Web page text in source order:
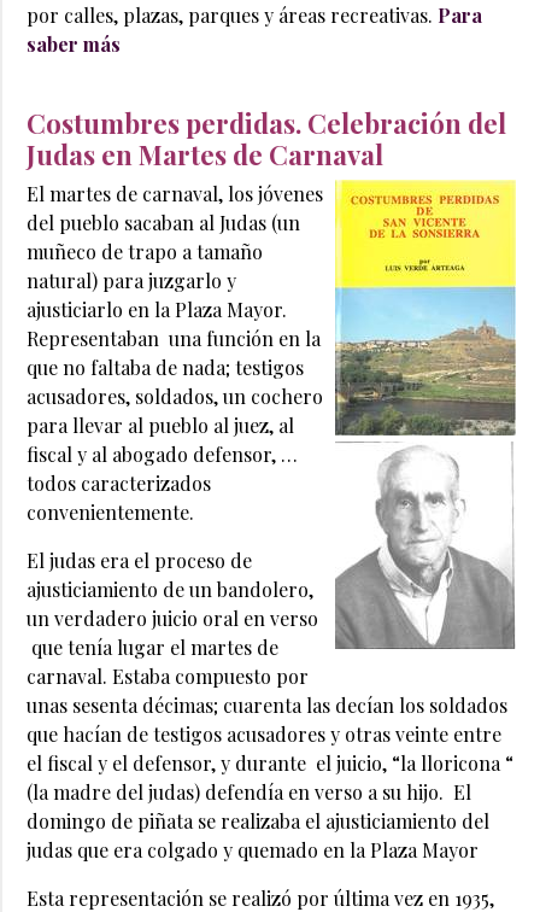
por calles, plazas, parques y áreas recreativas. Para
saber más
Costumbres perdidas. Celebración del
Judas en Martes de Carnaval
El martes de carnaval, los jóvenes
del pueblo sacaban al Judas (un
muñeco de trapo a tamaño
natural) para juzgarlo y
ajusticiarlo en la Plaza Mayor.
Representaban una función en la
que no faltaba de nada; testigos
acusadores, soldados, un cochero
para llevar al pueblo al juez, al
fiscal y al abogado defensor, …
todos caracterizados
convenientemente.
El judas era el proceso de
ajusticiamiento de un bandolero,
un verdadero juicio oral en verso
que tenía lugar el martes de
carnaval. Estaba compuesto por
unas sesenta décimas; cuarenta las decían los soldados
que hacían de testigos acusadores y otras veinte entre
el fiscal y el defensor, y durante el juicio, “la lloricona “
(la madre del judas) defendía en verso a su hijo. El
domingo de piñata se realizaba el ajusticiamiento del
judas que era colgado y quemado en la Plaza Mayor
Esta representación se realizó por última vez en 1935,